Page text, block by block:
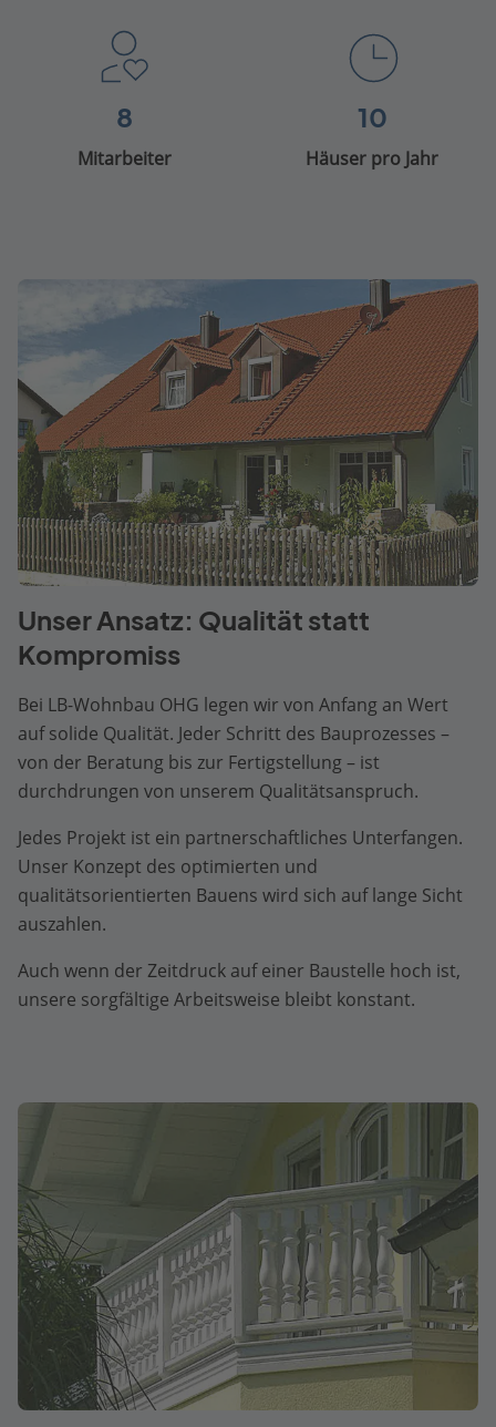
8
Mitarbeiter
10
Häuser pro Jahr
Unser Ansatz: Qualität statt
Kompromiss
Bei LB-Wohnbau OHG legen wir von Anfang an Wert
auf solide Qualität. Jeder Schritt des Bauprozesses –
von der Beratung bis zur Fertigstellung – ist
durchdrungen von unserem Qualitätsanspruch.
Jedes Projekt ist ein partnerschaftliches Unterfangen.
Unser Konzept des optimierten und
qualitätsorientierten Bauens wird sich auf lange Sicht
auszahlen.
Auch wenn der Zeitdruck auf einer Baustelle hoch ist,
unsere sorgfältige Arbeitsweise bleibt konstant.